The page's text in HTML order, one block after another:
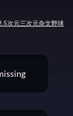
次元三次元杂文野球